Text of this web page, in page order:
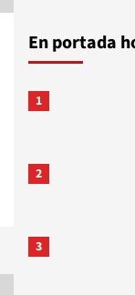
En portada
1
2
3